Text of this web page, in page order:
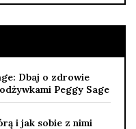
Dbaj o zdrowie
Peggy Sage
i jak sobie z nimi